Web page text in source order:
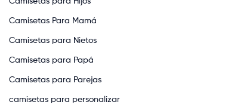
Camisetas Para Mamá
Camisetas para Nietos
Camisetas para Papá
Camisetas para Parejas
camisetas para personalizar